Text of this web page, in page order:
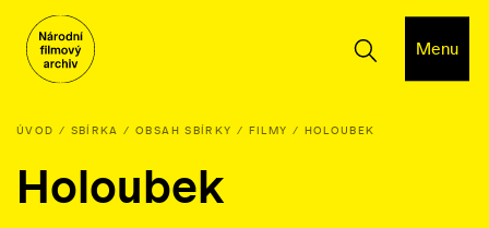
Menu
ÚVOD SBÍRKA OBSAH SBÍRKY FILMY HOLOUBEK
Holoubek